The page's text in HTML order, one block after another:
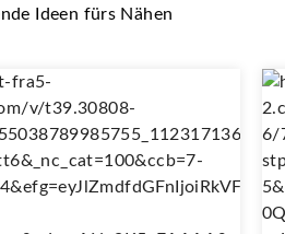
Ideen fürs Nähen